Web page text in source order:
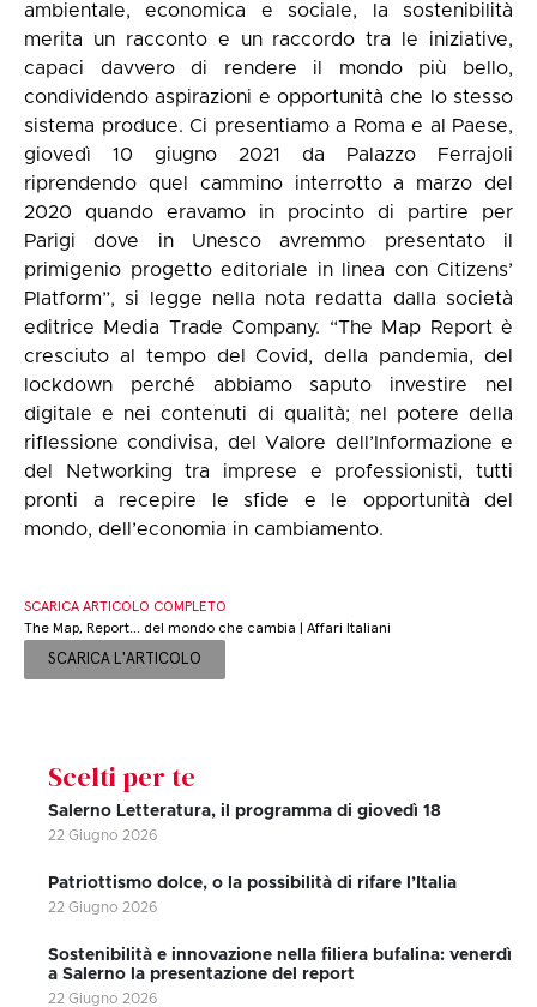
ambientale, economica e sociale, la sostenibilità
merita un racconto e un raccordo tra le iniziative,
capaci davvero di rendere il mondo più bello,
condividendo aspirazioni e opportunità che lo stesso
sistema produce. Ci presentiamo a Roma e al Paese,
giovedì 10 giugno 2021 da Palazzo Ferrajoli
riprendendo quel cammino interrotto a marzo del
2020 quando eravamo in procinto di partire per
Parigi dove in Unesco avremmo presentato il
primigenio progetto editoriale in linea con Citizens’
Platform”, si legge nella nota redatta dalla società
editrice Media Trade Company. “The Map Report è
cresciuto al tempo del Covid, della pandemia, del
lockdown perché abbiamo saputo investire nel
digitale e nei contenuti di qualità; nel potere della
riflessione condivisa, del Valore dell’Informazione e
del Networking tra imprese e professionisti, tutti
pronti a recepire le sfide e le opportunità del
mondo, dell’economia in cambiamento.
SCARICA ARTICOLO COMPLETO
The Map, Report… del mondo che cambia | Affari Italiani
SCARICA L'ARTICOLO
Scelti per te
Salerno Letteratura, il programma di giovedì 18
22 Giugno 2026
Patriottismo dolce, o la possibilità di rifare l’Italia
22 Giugno 2026
Sostenibilità e innovazione nella filiera bufalina: venerdì
a Salerno la presentazione del report
22 Giugno 2026